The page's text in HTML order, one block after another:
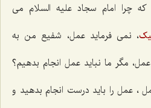
چرا امام سجاد علیه السلام می
، نمی فرماید عمل، شفیع من به
مگر ما نباید عمل انجام بدهیم؟
، عمل را باید درست انجام بدهید و